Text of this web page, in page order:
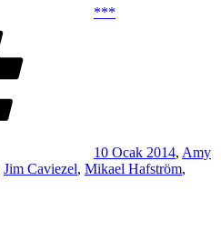
***
10 Ocak 2014, Amy
Jim Caviezel, Mikael Hafström,